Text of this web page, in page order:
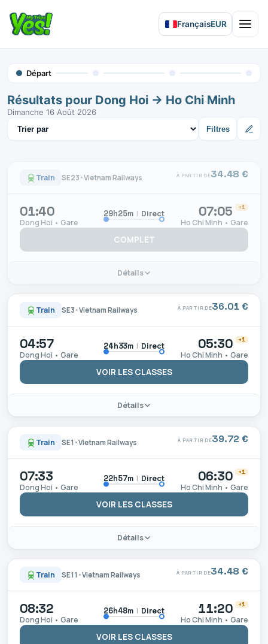
FrançaisEUR Open
Départ
Résultats pour Dong Hoi → Ho Chi Minh
Dimanche 16 Août 2026
Filtres
Trier les résultats
Train SE23 •Vietnam Railways À PARTIR DE34.48 €
01:40
Dong Hoi • Gare
29h25m | Direct 07:05 +1
Ho Chi Minh • Gare
COMPLET
Détails
Train SE3 •Vietnam Railways À PARTIR DE36.01 €
04:57
Dong Hoi • Gare
24h33m | Direct 05:30 +1
Ho Chi Minh • Gare
VOIR LES CLASSES
Détails
Train SE1 •Vietnam Railways À PARTIR DE39.72 €
07:33
Dong Hoi • Gare
22h57m | Direct 06:30 +1
Ho Chi Minh • Gare
VOIR LES CLASSES
Détails
Train SE11 •Vietnam Railways À PARTIR DE34.48 €
08:32
Dong Hoi • Gare
26h48m | Direct 11:20 +1
Ho Chi Minh • Gare
VOIR LES CLASSES